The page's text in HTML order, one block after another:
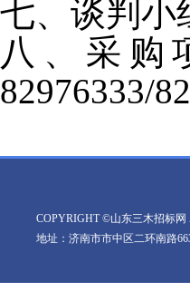
七、谈判小
八、采购
82976333/
COPYRIGHT ©山东三木招标网
地址：济南市市中区二环南路